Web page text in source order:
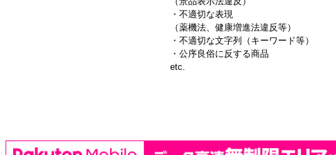
・不適切な表現
（薬機法、健康増進法違反等）
・不適切な文字列（キーワード等）
・公序良俗に反する商品
etc.